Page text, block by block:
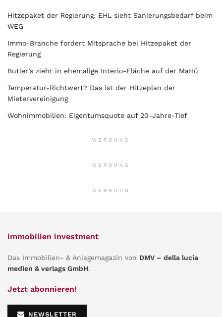
Hitzepaket der Regierung: EHL sieht Sanierungsbedarf beim
WEG
Immo-Branche fordert Mitsprache bei Hitzepaket der
Regierung
Butler’s zieht in ehemalige Interio-Fläche auf der MaHü
Temperatur-Richtwert? Das ist der Hitzeplan der
Mietervereinigung
Wohnimmobilien: Eigentumsquote auf 20-Jahre-Tief
WERBUNG
WERBUNG
WERBUNG
immobilien investment
Das Immobilien- & Anlagemagazin von DMV – della lucia
medien & verlags GmbH.
Jetzt abonnieren!
NEWSLETTER